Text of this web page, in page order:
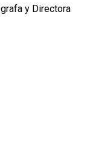
y Directora